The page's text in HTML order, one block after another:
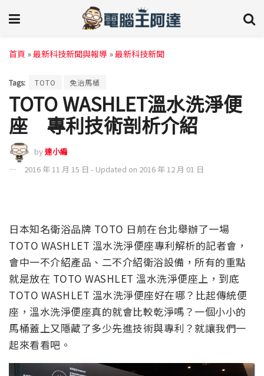
首頁 »最新科技新聞與報導 »最新科技新聞
Tags: TOTO 免治馬桶
TOTO WASHLET溫水洗淨便
座 專利技術剖析介紹
by達小編
2016 年 11 月 15 日 - Updated on 2016 年 12 月 01 日
日本知名衛浴品牌 TOTO 日前在台北舉辦了一場
TOTO WASHLET 溫水洗淨便座專利解析的記者會，
會中一不介紹產品、二不介紹衛浴設備，所有的重點
就是放在 TOTO WASHLET 溫水洗淨便座上，到底
TOTO WASHLET 溫水洗淨便座好在哪？比起傳統便
座，溫水洗淨便座真的就會比較乾淨嗎？一個小小的
馬桶蓋上又隱藏了多少先進技術與專利？就讓我們一
起來看看吧。